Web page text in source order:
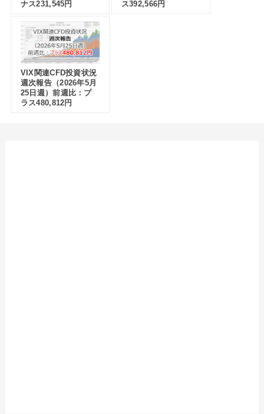
ナス231,545円 ス392,566円
VIX関連CFD投資状況
週次報告（2026年5月
25日週）前週比：プ
ラス480,812円